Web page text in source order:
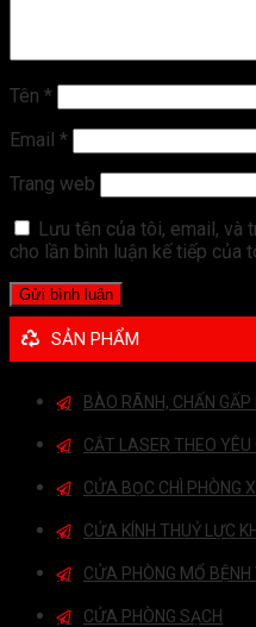
Tên *
Email *
Trang web
Lưu tên của tôi, email, và
cho lần bình luận kế tiếp của
SẢN PHẨM
BÀO RÃNH, CHẤN GẤP
CẮT LASER THEO YÊU
CỬA BỌC CHÌ PHÒNG
CỬA KÍNH THUỶ LỰC
CỬA PHÒNG MỔ BỆNH
CỬA PHÒNG SẠCH